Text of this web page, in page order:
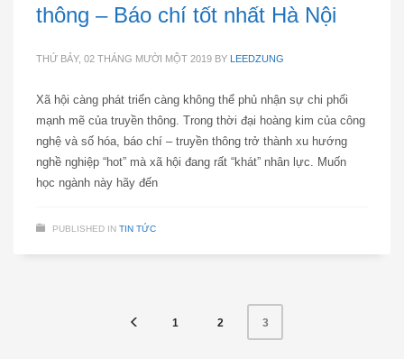
thông – Báo chí tốt nhất Hà Nội
THỨ BẢY, 02 THÁNG MƯỜI MỘT 2019 BY LEEDZUNG
Xã hội càng phát triển càng không thể phủ nhận sự chi phối
mạnh mẽ của truyền thông. Trong thời đại hoàng kim của công
nghệ và số hóa, báo chí – truyền thông trở thành xu hướng
nghề nghiệp “hot” mà xã hội đang rất “khát” nhân lực. Muốn
học ngành này hãy đến
PUBLISHED IN TIN TỨC
1 2 3